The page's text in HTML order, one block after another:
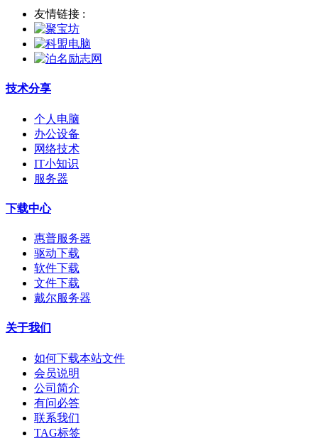
友情链接 :
技术分享
个人电脑
办公设备
网络技术
IT小知识
服务器
下载中心
惠普服务器
驱动下载
软件下载
文件下载
戴尔服务器
关于我们
如何下载本站文件
会员说明
公司简介
有问必答
联系我们
TAG标签